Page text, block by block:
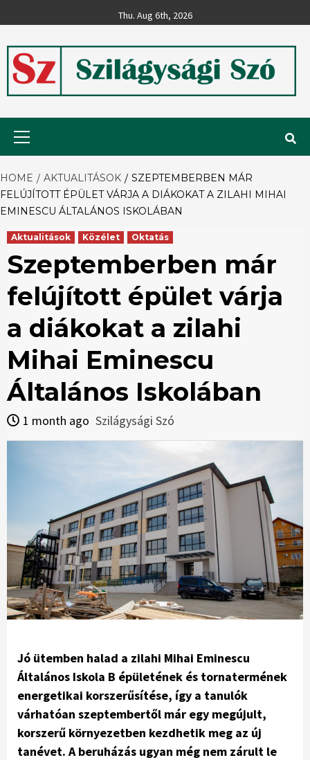
to
Thu. Aug 6th, 2026
Szilágysági
Szó
HOME AKTUALITÁSOK
SZEPTEMBERBEN MÁR
FELÚJÍTOTT ÉPÜLET VÁRJA A DIÁKOKAT A ZILAHI MIHAI
EMINESCU ÁLTALÁNOS ISKOLÁBAN
Aktualitások Közélet Oktatás
Szeptemberben már
felújított épület várja
a diákokat a zilahi
Mihai Eminescu
Általános Iskolában
1 month ago Szilágysági Szó
Jó ütemben halad a zilahi Mihai Eminescu
Általános Iskola B épületének és tornatermének
energetikai korszerűsítése, így a tanulók
várhatóan szeptembertől már egy megújult,
korszerű környezetben kezdhetik meg az új
tanévet. A beruházás ugyan még nem zárult le